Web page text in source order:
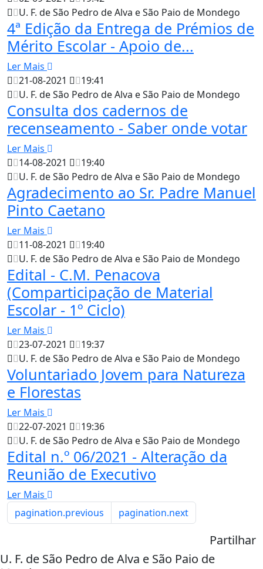
U. F. de São Pedro de Alva e São Paio de Mondego
4ª Edição da Entrega de Prémios de
Mérito Escolar - Apoio de...
Ler Mais
21-08-2021
19:41
U. F. de São Pedro de Alva e São Paio de Mondego
Consulta dos cadernos de
recenseamento - Saber onde votar
Ler Mais
14-08-2021
19:40
U. F. de São Pedro de Alva e São Paio de Mondego
Agradecimento ao Sr. Padre Manuel
Pinto Caetano
Ler Mais
11-08-2021
19:40
U. F. de São Pedro de Alva e São Paio de Mondego
Edital - C.M. Penacova
(Comparticipação de Material
Escolar - 1º Ciclo)
Ler Mais
23-07-2021
19:37
U. F. de São Pedro de Alva e São Paio de Mondego
Voluntariado Jovem para Natureza
e Florestas
Ler Mais
22-07-2021
19:36
U. F. de São Pedro de Alva e São Paio de Mondego
Edital n.º 06/2021 - Alteração da
Reunião de Executivo
Ler Mais
pagination.previous
pagination.next
Partilhar
U. F. de São Pedro de Alva e São Paio de